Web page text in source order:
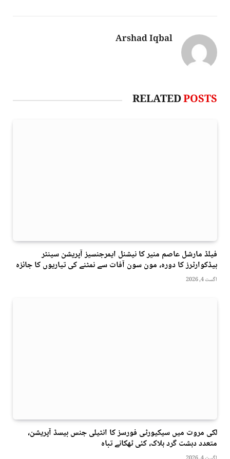
Arshad Iqbal
RELATEDPOSTS
فیلڈ مارشل عاصم منیر کا نیشنل ایمرجنسیز آپریشن سینٹر
ہیڈکوارٹرز کا دورہ، مون سون آفات سے نمٹنے کی تیاریوں کا جائزہ
اگست 4, 2026
لکی مروت میں سیکیورٹی فورسز کا انٹیلی جنس بیسڈ آپریشن،
متعدد دہشت گرد ہلاک، کئی ٹھکانے تباہ